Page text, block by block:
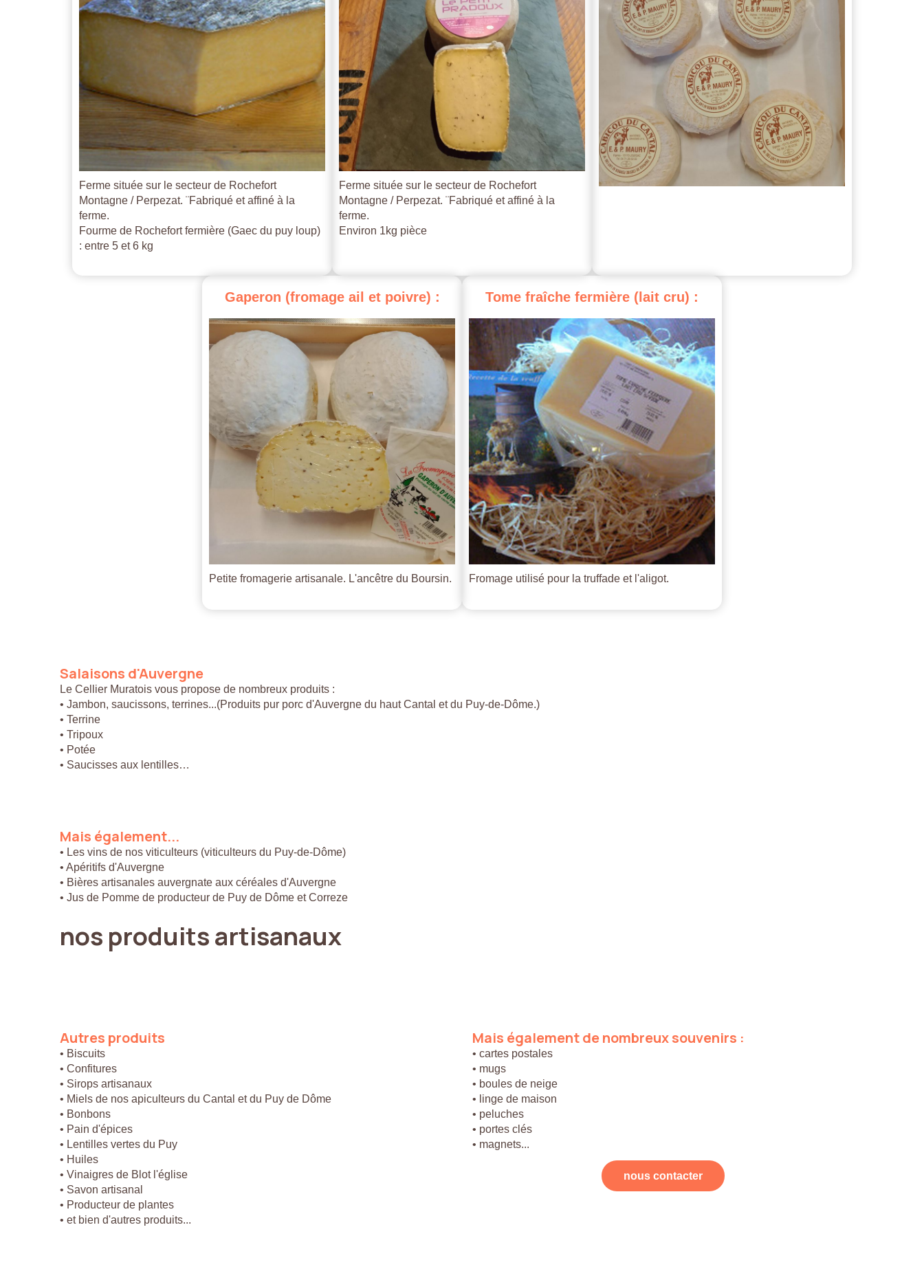
Ferme située sur le secteur de Rochefort
Montagne / Perpezat. ¨Fabriqué et affiné à la
ferme.
Fourme de Rochefort fermière (Gaec du puy loup)
: entre 5 et 6 kg
Ferme située sur le secteur de Rochefort
Montagne / Perpezat. ¨Fabriqué et affiné à la
ferme.
Environ 1kg pièce
Gaperon (fromage ail et poivre) :
Petite fromagerie artisanale. L'ancêtre du Boursin.
Tome fraîche fermière (lait cru) :
Fromage utilisé pour la truffade et l'aligot.
Salaisons d'Auvergne
Le Cellier Muratois vous propose de nombreux produits :
• Jambon, saucissons, terrines...(Produits pur porc d'Auvergne du haut Cantal et du Puy-de-Dôme.)
• Terrine
• Tripoux
• Potée
• Saucisses aux lentilles…
Mais également...
• Les vins de nos viticulteurs (viticulteurs du Puy-de-Dôme)
• Apéritifs d'Auvergne
• Bières artisanales auvergnate aux céréales d'Auvergne
• Jus de Pomme de producteur de Puy de Dôme et Correze
nos produitsartisanaux
Autres produits
• Biscuits
• Confitures
• Sirops artisanaux
• Miels de nos apiculteurs du Cantal et du Puy de Dôme
• Bonbons
• Pain d'épices
• Lentilles vertes du Puy
• Huiles
• Vinaigres de Blot l'église
• Savon artisanal
• Producteur de plantes
• et bien d'autres produits...
Mais égalementdenombreuxsouvenirs :
• cartes postales
• mugs
• boules de neige
• linge de maison
• peluches
• portes clés
• magnets...
nous contacter